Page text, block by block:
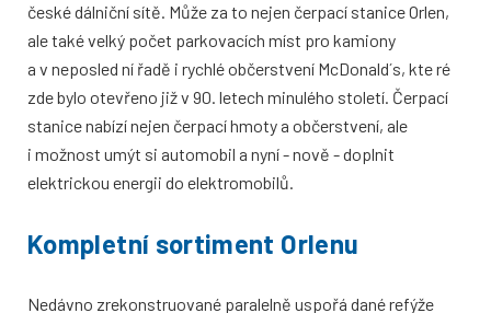
české dálniční sítě. Může za to nejen čerpací stanice Orlen,
ale také velký počet parkovacích míst pro kamiony
a v neposled ní řadě i rychlé občerstvení McDonald´s, kte ré
zde bylo otevřeno již v 90. letech minulého století. Čerpací
stanice nabízí nejen čerpací hmoty a občerstvení, ale
i možnost umýt si automobil a nyní - nově - doplnit
elektrickou energii do elektromobilů.
Kompletní sortiment Orlenu
Nedávno zrekonstruované paralelně uspořá dané refýže